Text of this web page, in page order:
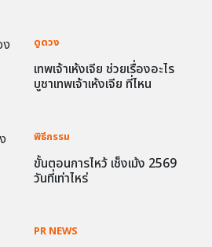
ดูดวง
เทพเจ้าเห้งเจีย ช่วยเรื่องอะไร
บูชาเทพเจ้าเห้งเจีย ที่ไหน
พิธีกรรม
ขั้นตอนการไหว้ เช็งเม้ง 2569
วันที่เท่าไหร่
PR NEWS